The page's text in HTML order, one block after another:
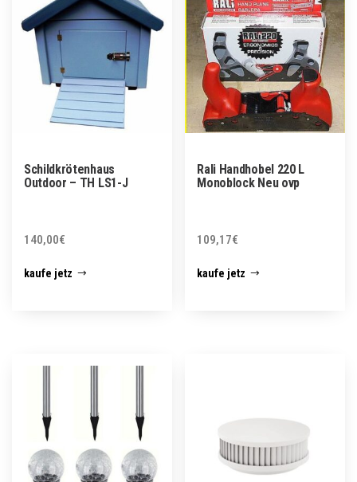
Schildkrötenhaus
Outdoor – TH LS1-J
140,00€
kaufe jetz
Rali Handhobel 220 L
Monoblock Neu ovp
109,17€
kaufe jetz